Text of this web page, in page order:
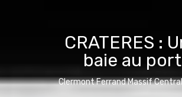
CRATERES :
baie au port
Clermont Ferrand Massif